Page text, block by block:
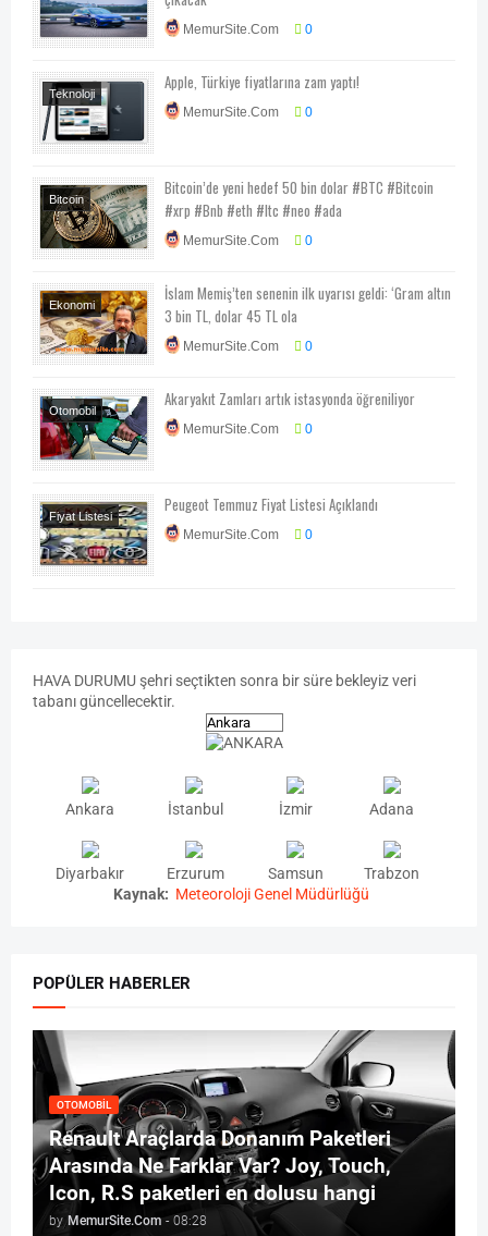
Teknoloji-Otomotiv-
Program
MemurSite.Com 0
Teknoloji
Teknoloji-Otomotiv-
Program
Apple, Türkiye fiyatlarına zam yaptı!
MemurSite.Com 0
Bitcoin
Bitcoin’de yeni hedef 50 bin dolar #BTC #Bitcoin
#xrp #Bnb #eth #ltc #neo #ada
MemurSite.Com 0
Ekonomi
Ekonomi-Piyasa-
Kampanya
İslam Memiş’ten senenin ilk uyarısı geldi: ‘Gram altın
3 bin TL, dolar 45 TL ola
MemurSite.Com 0
Otomobil
Teknoloji-Otomotiv-
Program
Akaryakıt Zamları artık istasyonda öğreniliyor
MemurSite.Com 0
Fiyat Listesi
Otomobil
Teknoloji-Otomotiv-
Peugeot Temmuz Fiyat Listesi Açıklandı
MemurSite.Com 0
HAVA DURUMU şehri seçtikten sonra bir süre bekleyiz veri
tabanı güncellecektir.
Ankara İstanbul İzmir Adana
Diyarbakır Erzurum Samsun
Trabzon
Kaynak: Meteoroloji Genel Müdürlüğü
POPÜLER HABERLER
OTOMOBIL
Renault Araçlarda Donanım Paketleri
Arasında Ne Farklar Var? Joy, Touch,
Icon, R.S paketleri en dolusu hangi
by MemurSite.Com - 08:28